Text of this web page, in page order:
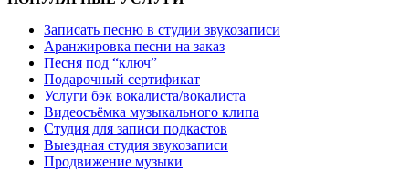
Записать песню в студии звукозаписи
Аранжировка песни на заказ
Песня под “ключ”
Подарочный сертификат
Услуги бэк вокалиста/вокалиста
Видеосъёмка музыкального клипа
Студия для записи подкастов
Выездная студия звукозаписи
Продвижение музыки